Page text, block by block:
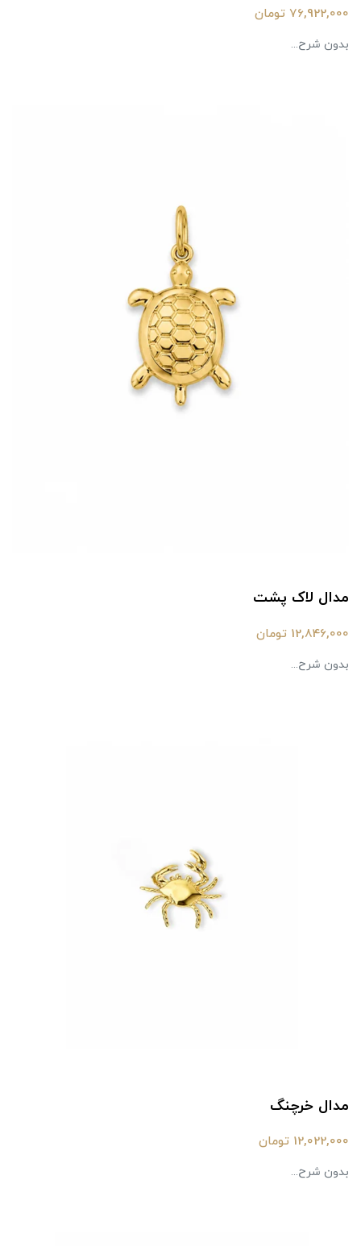
76,922,000 تومان
بدون شرح...
مدال لاک پشت
12,846,000 تومان
بدون شرح...
مدال خرچنگ
12,022,000 تومان
بدون شرح...